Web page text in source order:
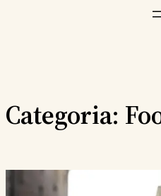
Categoria: